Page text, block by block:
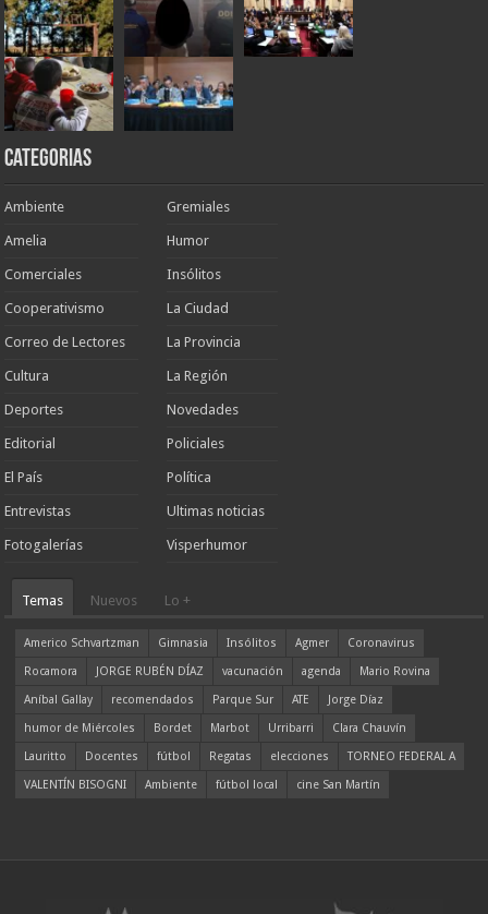
Categorias
Ambiente
Amelia
Comerciales
Cooperativismo
Correo de Lectores
Cultura
Deportes
Editorial
El País
Entrevistas
Fotogalerías
Gremiales
Humor
Insólitos
La Ciudad
La Provincia
La Región
Novedades
Policiales
Política
Ultimas noticias
Visperhumor
Temas Nuevos Lo +
Americo Schvartzman Gimnasia Insólitos Agmer
Coronavirus
Rocamora
JORGE RUBÉN DÍAZ vacunación agenda
Mario Rovina
Aníbal Gallay
recomendados Parque Sur ATE
Jorge Díaz
humor de Miércoles
Bordet Marbot Urribarri
Clara Chauvín
Lauritto
Docentes fútbol Regatas elecciones
TORNEO FEDERAL A
VALENTÍN BISOGNI
Ambiente fútbol local cine San Martín